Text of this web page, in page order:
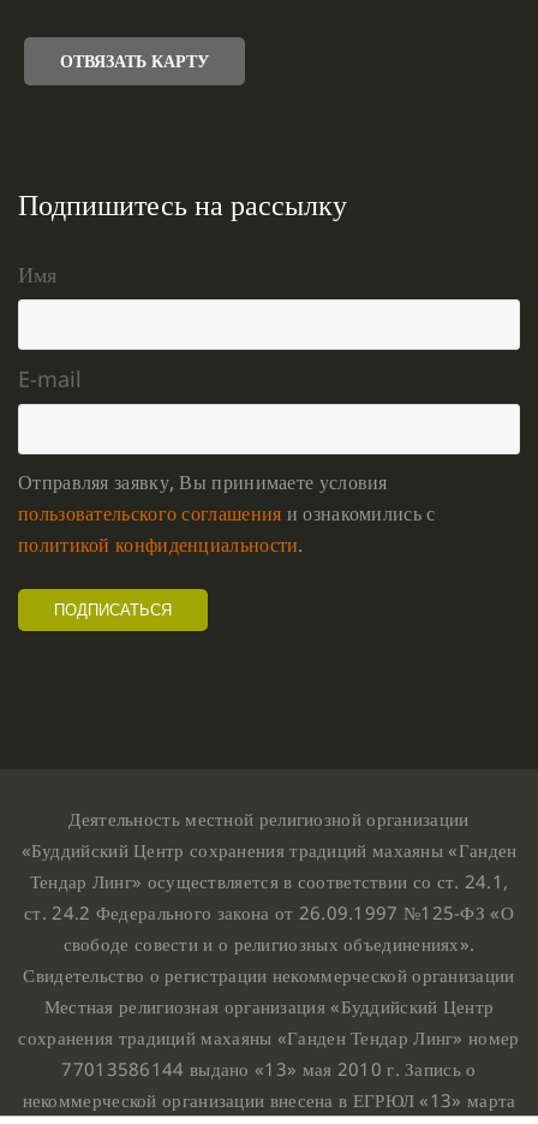
ОТВЯЗАТЬ КАРТУ
Подпишитесь на рассылку
Имя
E-mail
Отправляя заявку, Вы принимаете условия
пользовательского соглашения и ознакомились с
политикой конфиденциальности.
Деятельность местной религиозной организации
«Буддийский Центр сохранения традиций махаяны «Ганден
Тендар Линг» осуществляется в соответствии со ст. 24.1,
ст. 24.2 Федерального закона от 26.09.1997 №125-ФЗ «О
свободе совести и о религиозных объединениях».
Свидетельство о регистрации некоммерческой организации
Местная религиозная организация «Буддийский Центр
сохранения традиций махаяны «Ганден Тендар Линг» номер
77013586144 выдано «13» мая 2010 г. Запись о
некоммерческой организации внесена в ЕГРЮЛ «13» марта